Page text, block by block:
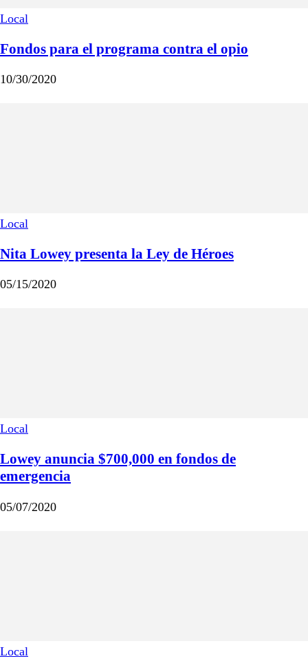
Local
Fondos para el programa contra el opio
10/30/2020
Local
Nita Lowey presenta la Ley de Héroes
05/15/2020
Local
Lowey anuncia $700,000 en fondos de
emergencia
05/07/2020
Local